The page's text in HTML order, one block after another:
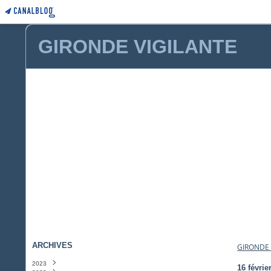
GIRONDE VIGILANTE
ARCHIVES
2023
16